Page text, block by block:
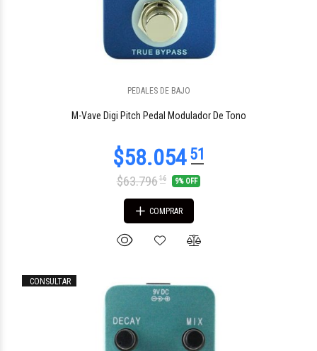
PEDALES DE BAJO
M-Vave Digi Pitch Pedal Modulador De Tono
$63.79616 9% OFF
COMPRAR
CONSULTAR